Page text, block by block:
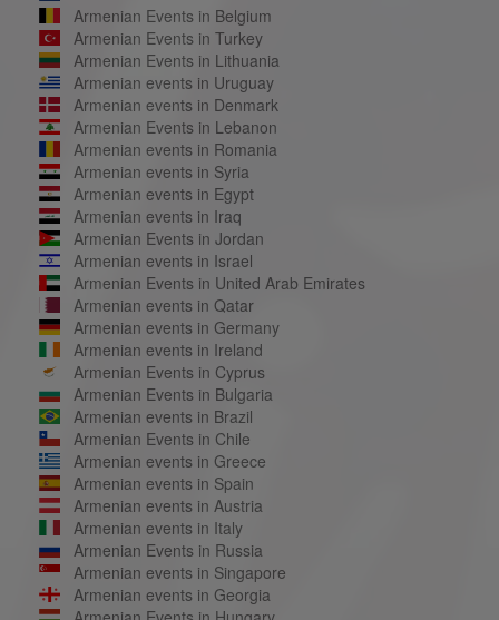
Armenian Events in Belgium
Armenian Events in Turkey
Armenian Events in Lithuania
Armenian events in Uruguay
Armenian events in Denmark
Armenian Events in Lebanon
Armenian events in Romania
Armenian events in Syria
Armenian events in Egypt
Armenian events in Iraq
Armenian Events in Jordan
Armenian events in Israel
Armenian Events in United Arab Emirates
Armenian events in Qatar
Armenian events in Germany
Armenian events in Ireland
Armenian Events in Cyprus
Armenian Events in Bulgaria
Armenian events in Brazil
Armenian Events in Chile
Armenian events in Greece
Armenian events in Spain
Armenian events in Austria
Armenian events in Italy
Armenian Events in Russia
Armenian events in Singapore
Armenian events in Georgia